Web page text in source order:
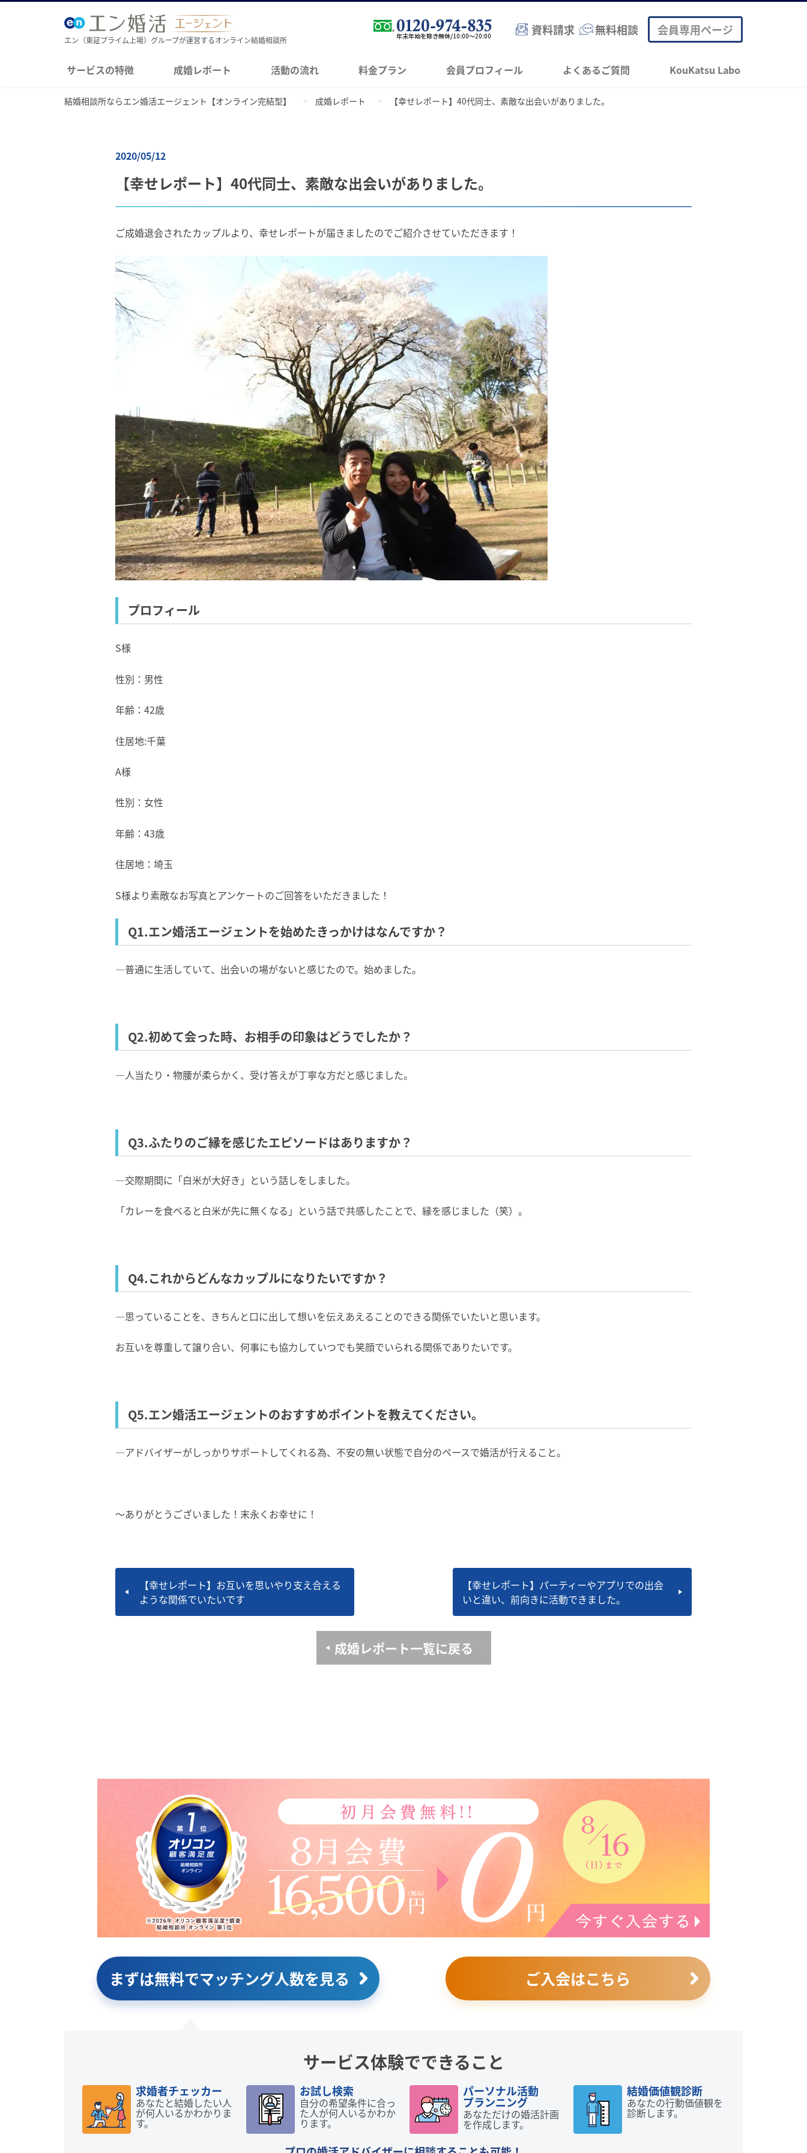
エン（東証プライム上場）グループが運営するオンライン結婚相談所
資料請求 無料相談 会員専用ページ
サービスの特徴 成婚レポート 活動の流れ 料金プラン 会員プロフィール よくあるご質問 KouKatsu Labo
結婚相談所ならエン婚活エージェント【オンライン完結型】 成婚レポート 【幸せレポート】40代同士、素敵な出会いがありました。
2020/05/12
【幸せレポート】40代同士、素敵な出会いがありました。
ご成婚退会されたカップルより、幸せレポートが届きましたのでご紹介させていただきます！
プロフィール
S様
性別：男性
年齢：42歳
住居地:千葉
A様
性別：女性
年齢：43歳
住居地：埼玉
S様より素敵なお写真とアンケートのご回答をいただきました！
Q1.エン婚活エージェントを始めたきっかけはなんですか？
―普通に生活していて、出会いの場がないと感じたので。始めました。
Q2.初めて会った時、お相手の印象はどうでしたか？
―人当たり・物腰が柔らかく、受け答えが丁寧な方だと感じました。
Q3.ふたりのご縁を感じたエピソードはありますか？
―交際期間に「白米が大好き」という話しをしました。
「カレーを食べると白米が先に無くなる」という話で共感したことで、縁を感じました（笑）。
Q4.これからどんなカップルになりたいですか？
―思っていることを、きちんと口に出して想いを伝えあえることのできる関係でいたいと思います。
お互いを尊重して譲り合い、何事にも協力していつでも笑顔でいられる関係でありたいです。
Q5.エン婚活エージェントのおすすめポイントを教えてください。
―アドバイザーがしっかりサポートしてくれる為、不安の無い状態で自分のペースで婚活が行えること。
～ありがとうございました！末永くお幸せに！
【幸せレポート】お互いを思いやり支え合える
ような関係でいたいです
【幸せレポート】パーティーやアプリでの出会
いと違い、前向きに活動できました。
成婚レポート一覧に戻る
まずは無料でマッチング人数を見る ご入会はこちら
サービス体験でできること
求婚者チェッカー
あなたと結婚したい人
が何人いるかわかりま
す。
お試し検索
自分の希望条件に合っ
た人が何人いるかわか
ります。
パーソナル活動
プランニング
あなただけの婚活計画
を作成します。
結婚価値観診断
あなたの行動価値観を
診断します。